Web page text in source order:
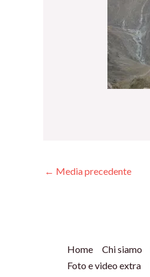
← Media precedente
Home Chi siamo
Foto e video extra